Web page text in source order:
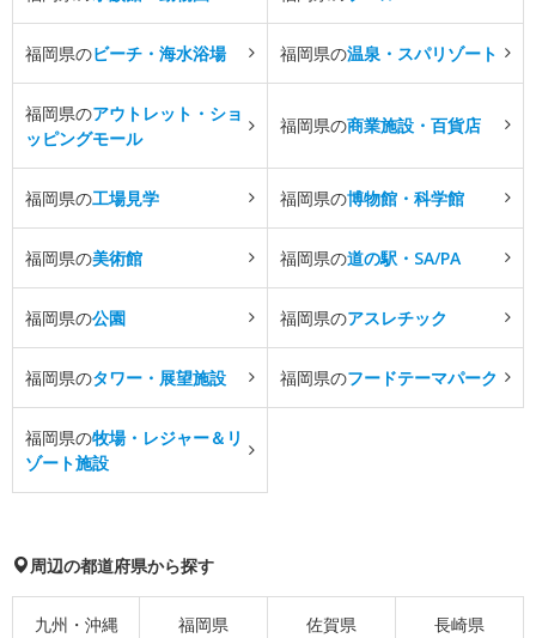
福岡県のビーチ・海水浴場 福岡県の温泉・スパリゾート
福岡県のアウトレット・ショ
ッピングモール
福岡県の商業施設・百貨店
福岡県の工場見学 福岡県の博物館・科学館
福岡県の美術館 福岡県の道の駅・SA/PA
福岡県の公園 福岡県のアスレチック
福岡県のタワー・展望施設 福岡県のフードテーマパーク
福岡県の牧場・レジャー＆リ
ゾート施設
周辺の都道府県から探す
九州・沖縄 福岡県 佐賀県 長崎県